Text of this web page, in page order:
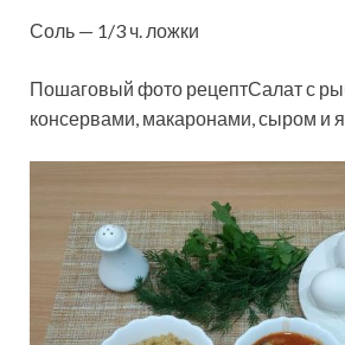
Соль — 1/3 ч. ложки
Пошаговый фото рецептСалат с
консервами, макаронами, сыром и